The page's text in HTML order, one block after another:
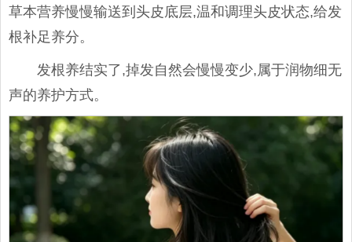
草本营养慢慢输送到头皮底层,温和调理头皮状态,给发
根补足养分。
发根养结实了,掉发自然会慢慢变少,属于润物细无
声的养护方式。